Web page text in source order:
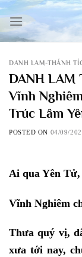
Skip
content
DANH LAM-THÁNH
DANH LAM
Vĩnh
Trúc Lâm
POSTED ON 04/09/
Ai qua Yên
Vĩnh Nghiêm
Thưa quý vị,
xưa tới nay,